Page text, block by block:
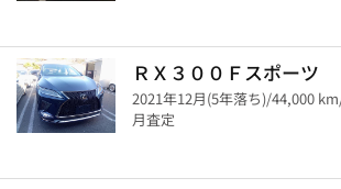
ＲＸ３００Ｆスポーツ
2021年12月(5年落ち)/44,000
月査定